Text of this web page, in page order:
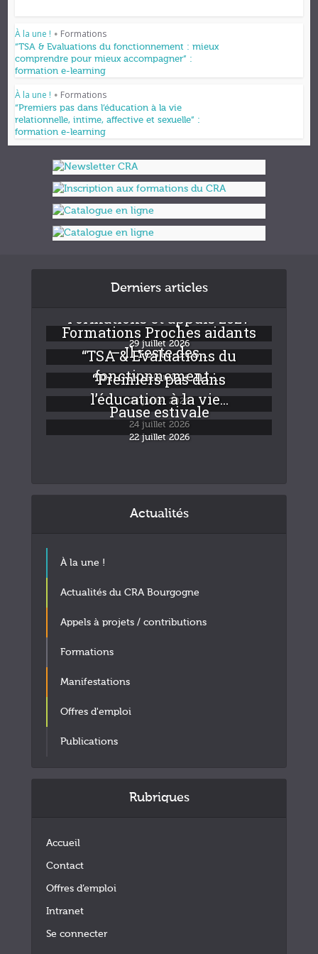
À la une ! • Formations
“TSA & Evaluations du fonctionnement : mieux
comprendre pour mieux accompagner” :
formation e-learning
À la une ! • Formations
“Premiers pas dans l’éducation à la vie
relationnelle, intime, affective et sexuelle” :
formation e-learning
Derniers articles
Formations et appuis 2027
29 juillet 2026
Formations Proches aidants
– Il reste des...
24 juillet 2026
“TSA & Evaluations du
fonctionnement :...
24 juillet 2026
“Premiers pas dans
l’éducation à la vie...
24 juillet 2026
Pause estivale
22 juillet 2026
Actualités
À la une !
Actualités du CRA Bourgogne
Appels à projets / contributions
Formations
Manifestations
Offres d'emploi
Publications
Rubriques
Accueil
Contact
Offres d’emploi
Intranet
Se connecter